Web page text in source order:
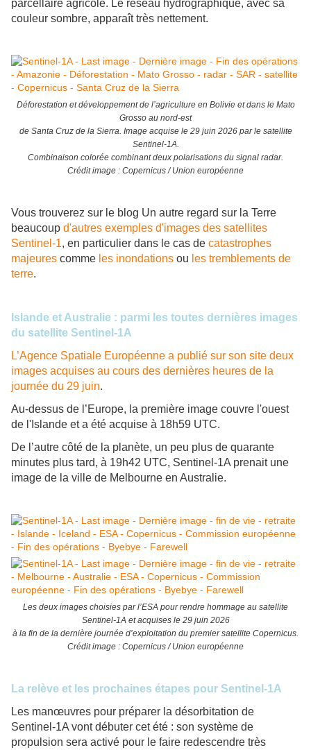
parcellaire agricole. Le réseau hydrographique, avec sa
couleur sombre, apparaît très nettement.
Déforestation et développement de l’agriculture en Bolivie et dans le Mato
Grosso au nord-est
de Santa Cruz de la Sierra. Image acquise le 29 juin 2026 par le satellite
Sentinel-1A.
Combinaison colorée combinant deux polarisations du signal radar.
Crédit image : Copernicus / Union européenne
Vous trouverez sur le blog Un autre regard sur la Terre
beaucoup d'autres exemples d'images des satellites
Sentinel-1, en particulier dans le cas de catastrophes
majeures comme les inondations ou les tremblements de
terre.
Islande et Australie : parmi les toutes dernières images
du satellite Sentinel-1A
L’Agence Spatiale Européenne a publié sur son site deux
images acquises au cours des dernières heures de la
journée du 29 juin.
Au-dessus de l’Europe, la première image couvre l'ouest
de l'Islande et a été acquise à 18h59 UTC.
De l’autre côté de la planète, un peu plus de quarante
minutes plus tard, à 19h42 UTC, Sentinel-1A prenait une
image de la ville de Melbourne en Australie.
Les deux images choisies par l’ESA pour rendre hommage au satellite
Sentinel-1A et acquises le 29 juin 2026
à la fin de la dernière journée d’exploitation du premier satellite Copernicus.
Crédit image : Copernicus / Union européenne
La relève et les prochaines étapes pour Sentinel-1A
Les manœuvres pour préparer la désorbitation de
Sentinel-1A vont débuter cet été : son système de
propulsion sera activé pour le faire redescendre très